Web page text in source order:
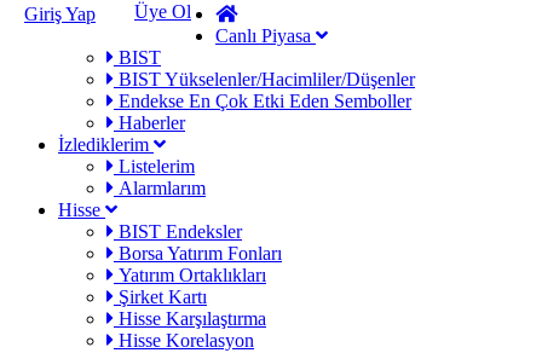
Giriş Yap
Üye Ol
Canlı Piyasa
BIST
BIST Yükselenler/Hacimliler/Düşenler
Endekse En Çok Etki Eden Semboller
Haberler
İzlediklerim
Listelerim
Alarmlarım
Hisse
BIST Endeksler
Borsa Yatırım Fonları
Yatırım Ortaklıkları
Şirket Kartı
Hisse Karşılaştırma
Hisse Korelasyon